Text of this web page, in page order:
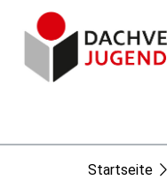
Startseite